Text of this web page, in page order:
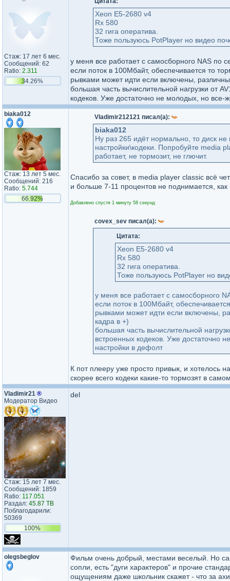
Стаж: 17 лет 6 мес.
Сообщений: 62
Ratio: 2.311
34.26%
Xeon E5-2680 v4
Rx 580
32 гига оператива.
Тоже пользуюсь PotPlayer но видео
у меня все работает с самосборного NAS по
если поток в 100Мбайт, обеспечивается то
рывками может идти если включены,
большая часть вычислительной нагрузки от
кодеков. Уже достаточно не молодых, но
biaka012
Стаж: 13 лет 5 мес.
Сообщений: 216
Ratio: 5.744
66.92%
Vladimir212121 писал(а):
biaka012
Ну раз 265 идёт нормально, то диск
настройки\кодеки. Попробуйте media
работает, не тормозит, не глючит.
Спасибо за совет, в media player classic всё
и больше 7-11 процентов не поднимается,
Добавлено спустя 1 минуту 58 секунд:
covex_sev писал(а):
Цитата:
Xeon E5-2680 v4
Rx 580
32 гига оператива.
Тоже пользуюсь PotPlayer но
у меня все работает с самосборного
если поток в 100Мбайт,
рывками может идти если включены,
кадра в +)
большая часть вычислительной
встроенных кодеков. Уже достаточно
настройки в дефолт
К пот плееру уже просто привык, и хотелось
скорее всего кодеки какие-то тормозят в
Vladimir21 ®
Модератор Видео
Стаж: 15 лет 7 мес.
Сообщений: 1859
Ratio: 117.051
Раздал: 45.87 TB
Поблагодарили:
50369
100%
del
olegsbeglov
Фильм очень добрый, местами веселый. Но
сопли, есть "дуги характеров" и прочие
ощущениям даже школьник скажет - что за